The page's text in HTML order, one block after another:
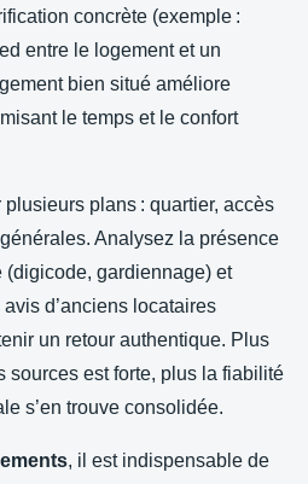
concrète (exemple :
entre le logement et un
bien situé améliore
le temps et le confort
plans : quartier, accès
Analysez la présence
gardiennage) et
avis d’anciens locataires
un retour authentique. Plus
sources est forte, plus la fiabilité
s’en trouve consolidée.
, il est indispensable de